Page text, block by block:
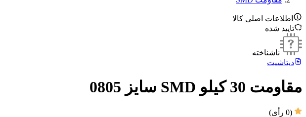
اطلاعات اصلی کالا
تایید شده
ناشناخته
دیتاشیت
مقاومت 30 کیلو SMD سایز 0805
(
0 رأی)